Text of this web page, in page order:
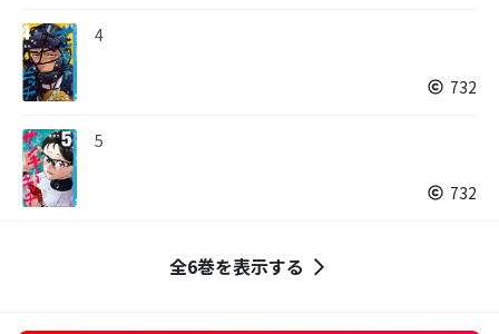
4
732
5
732
全6巻を表示する